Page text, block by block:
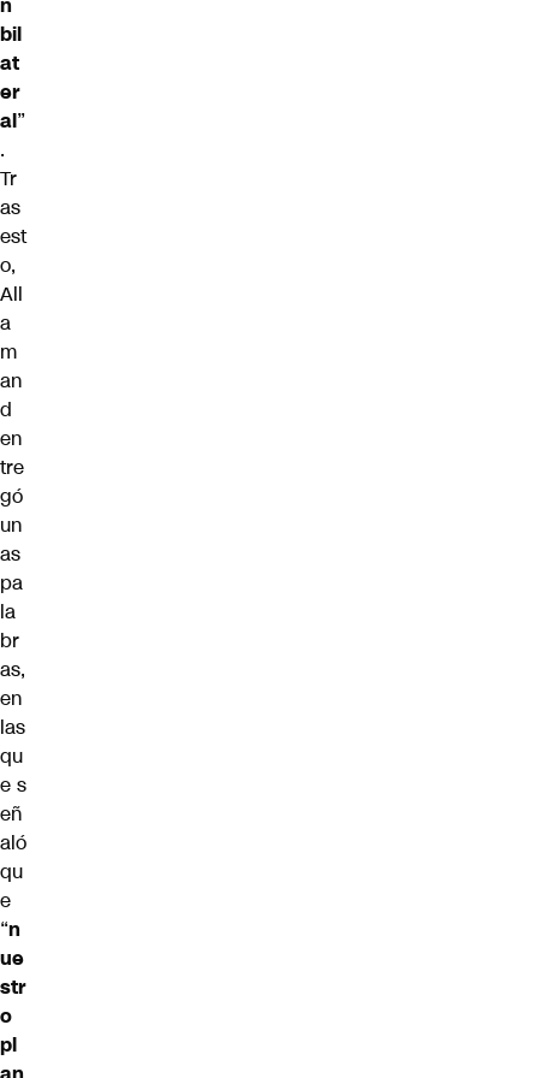
bil
at
er
al”
.
Tr
as
est
o,
All
a
m
an
d
en
tre
gó
un
as
pa
la
br
as,
en
las
qu
e s
eñ
aló
qu
e
“n
ue
str
o
pl